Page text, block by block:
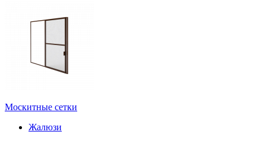
Москитные сетки
Жалюзи